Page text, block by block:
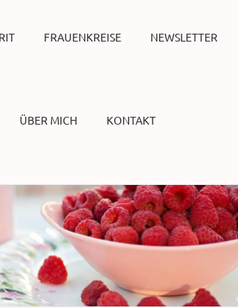
FRAUENKREISE NEWSLETTER
ÜBER MICH KONTAKT